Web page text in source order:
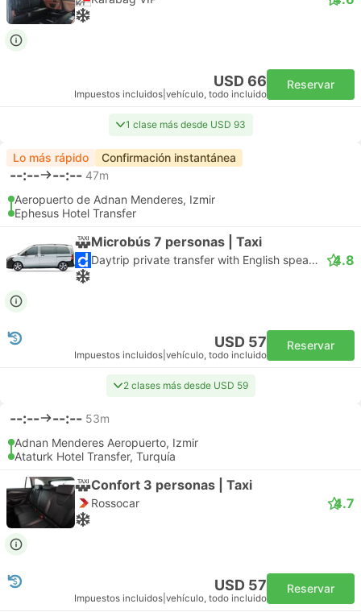
USD 66
Impuestos incluidos vehículo, todo incluido
Reservar
1 clase más desde USD 93
Lo más rápido Confirmación instantánea
--:-- --:-- 47m
Aeropuerto de Adnan Menderes, Izmir
Ephesus Hotel Transfer
Microbús 7 personas | Taxi
Daytrip private transfer with English speaking driver 4.8
USD 57
Impuestos incluidos vehículo, todo incluido
Reservar
2 clases más desde USD 59
--:-- --:-- 53m
Adnan Menderes Aeropuerto, Izmir
Ataturk Hotel Transfer, Turquía
Confort 3 personas | Taxi
Rossocar 4.7
USD 57
Impuestos incluidos vehículo, todo incluido
Reservar